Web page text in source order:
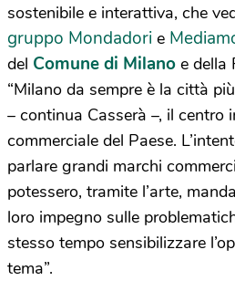
sostenibile e interattiva, che
gruppo Mondadori e
del Comune di Milano e della
“Milano da sempre è la città
– continua Casserà –, il centro
commerciale del Paese.
parlare grandi marchi
potessero, tramite l’arte,
loro impegno sulle
stesso tempo sensibilizzare
tema”.